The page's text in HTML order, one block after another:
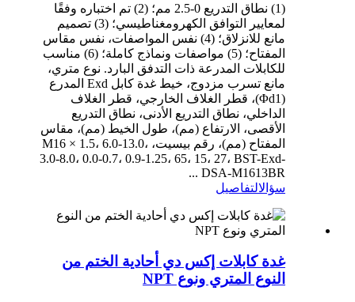
(1) نطاق التدريع 0-2.5 مم؛ (2) تم اختباره وفقًا
لمعايير التوافق الكهرومغناطيسي؛ (3) تصميم
مانع للانزلاق؛ (4) نفس المواصفات، نفس مقاس
المفتاح؛ (5) مواصفات ونماذج كاملة؛ (6) مناسب
للكابلات المدرعة ذات التدفق البارد. نوع متري،
مانع تسرب مزدوج، خيط غدة كابل Exd المدرع
(Φd1)، قطر الغلاف الخارجي، قطر الغلاف
الداخلي، نطاق التدريع الأدنى، نطاق التدريع
الأقصى، الارتفاع (مم)، طول الخيط (مم)، مقاس
المفتاح (مم)، رقم بيسيت، M16 × 1.5، 6.0-13.0،
3.0-8.0، 0.0-0.7، 0.9-1.25، 65، 15، 27، BST-Exd-
DSA-M1613BR ...
سؤالالتفاصيل
غدة كابلات إكس دي أحادية الختم من
النوع المتري ونوع NPT